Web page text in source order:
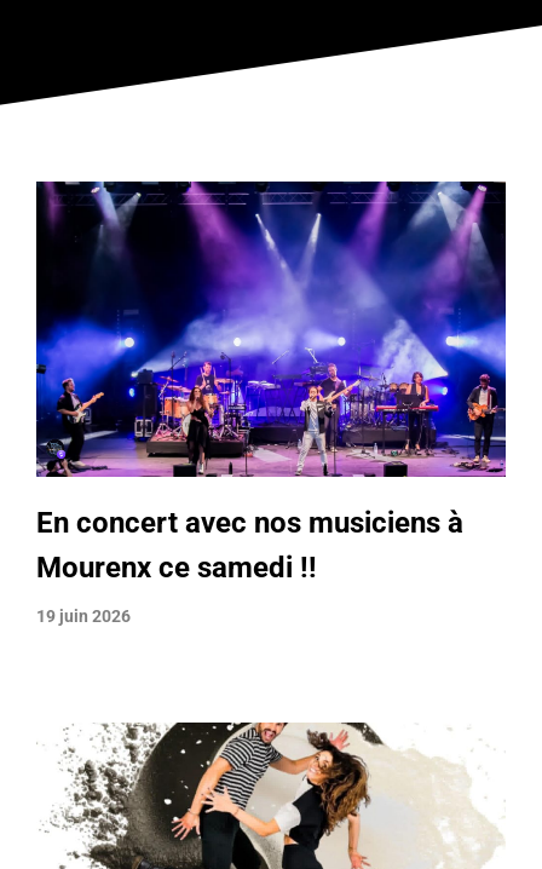
En concert avec nos musiciens à
Mourenx ce samedi !!
19 juin 2026